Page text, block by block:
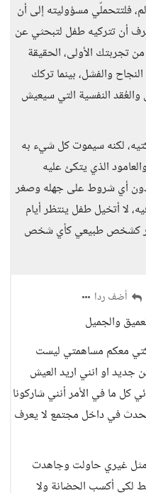
فلتتحملّي مسؤوليته إلى أن
أن تتركيه طفل لتبحثي عن
الأولى، الحقيقة
والفشل، بينما تركك
النفسية التي سيعيش
لكنه سيموت كل شيء به
الذي يتكئ عليه
أي شروط على جهله وصغر
لا أتخيل طفل ينتظر أيام
كشخص طبيعي كأي شخص
أضف ردا
والجميل
معكم مساهمتي ليست
جديد او انني اريد العيش
كل ما في الأمر أنني شاركونا
في داخل مجتمع لا يعرف
غيري حاولت وجاهدت
لكي أكسب الحضانة ولا